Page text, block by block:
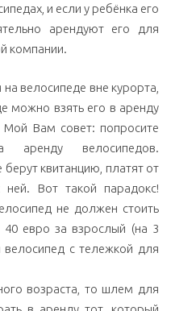
и если у ребёнка его
арендуют его для
компании.
велосипеде вне курорта,
можно взять его в аренду
Мой Вам совет: попросите
аренду велосипедов.
квитанцию, платят от
Вот такой парадокс!
не должен стоить
евро за взрослый (на 3
с тележкой для
возраста, то шлем для